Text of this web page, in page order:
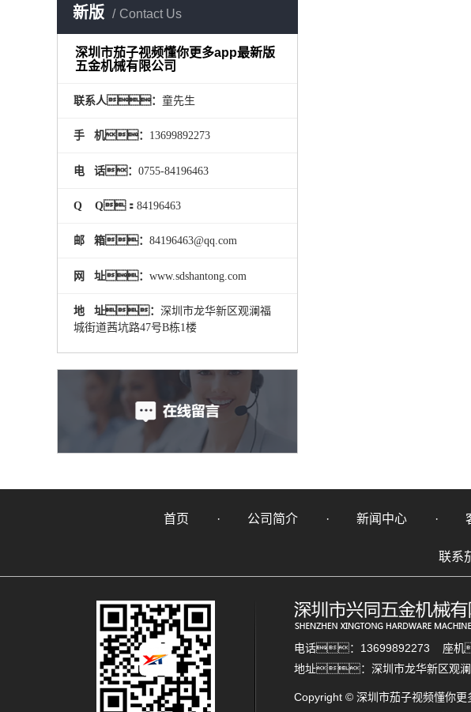
新版
Contact Us
深圳市茄子视频懂你更多app最新版
五金机械有限公司
联系人： 童先生
手 机： 13699892273
电 话： 0755-84196463
Q Q： 84196463
邮 箱： 84196463@qq.com
网 址： www.sdshantong.com
地 址： 深圳市龙华新区观澜福
城街道茜坑路47号B栋1楼
首页 公司简介 新闻中心
联系
电话：13699892273 座机
地址：深圳市龙华新区观澜
Copyright © 深圳市茄子视频懂你